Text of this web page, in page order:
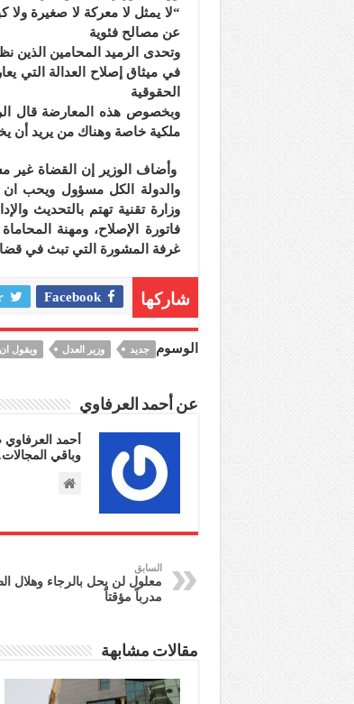
“لا يمثل لا معركة لا صغيرة ولا
عن مصالح فئوية
وتحدى الرميد المحامين الذين
في ميثاق إصلاح العدالة التي
الحقوقية
وبخصوص هذه المعارضة قال
ملكية خاصة وهناك من يريد أن
وأضاف الوزير إن القضاة غير
والدولة الكل مسؤول ويحب
وزارة تقنية تهتم بالتحديث
فاتورة الإصلاح، ومهنة
غرفة المشورة التي تبث في
شاركها Facebook
الوسوم جديد وزير العدل ويقول
عن أحمد العرفاوي
أحمد
وباقي
السابق
معلول لن يحل بالرجاء وهلال
مدرباً مؤقتاً
مقالات مشابهة